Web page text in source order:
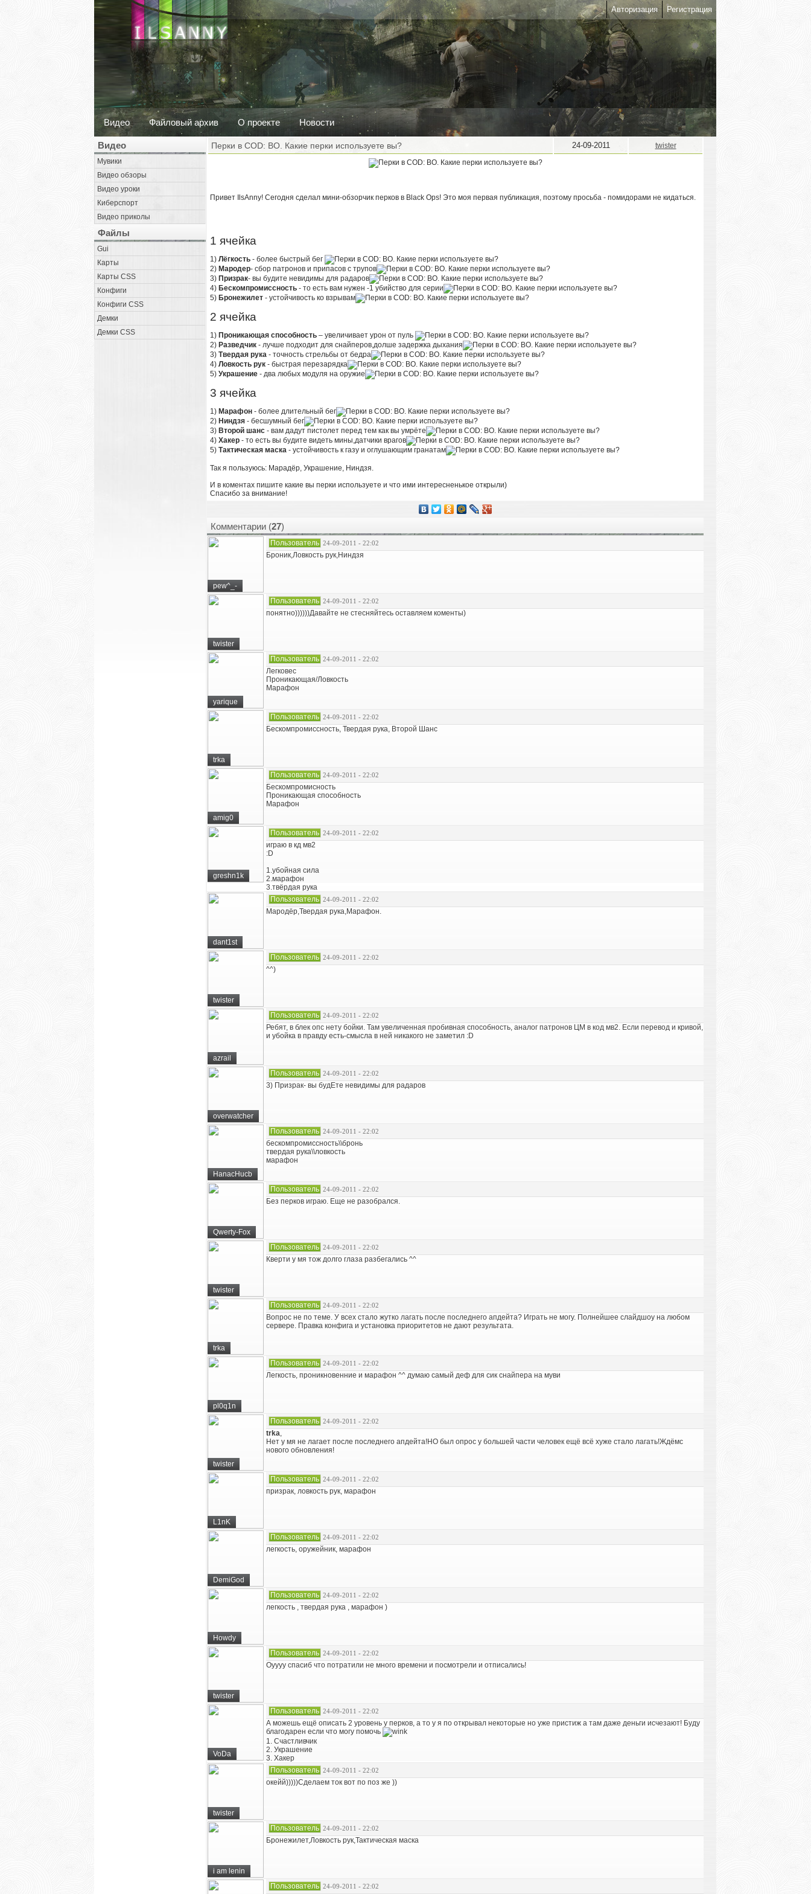
Авторизация Регистрация
Видео Файловый архив О проекте Новости
Видео
Мувики
Видео обзоры
Видео уроки
Киберспорт
Видео приколы
Файлы
Gui
Карты
Карты CSS
Конфиги
Конфиги CSS
Демки
Демки CSS
Перки в COD: BO. Какие перки используете вы? 24-09-2011 twister
Привет IlsAnny! Сегодня сделал мини-обзорчик перков в Black Ops! Это моя первая публикация, поэтому просьба - помидорами не кидаться.
1 ячейка
1) Лёгкость - более быстрый бег
2) Мародер- сбор патронов и припасов с трупов
3) Призрак- вы будите невидимы для радаров
4) Бескомпромиссность - то есть вам нужен -1 убийство для серии
5) Бронежилет - устойчивость ко взрывам
2 ячейка
1) Проникающая способность – увеличивает урон от пуль
2) Разведчик - лучше подходит для снайперов,долше задержка дыхания
3) Твердая рука - точность стрельбы от бедра
4) Ловкость рук - быстрая перезарядка
5) Украшение - два любых модуля на оружие
3 ячейка
1) Марафон - более длительный бег
2) Ниндзя - бесшумный бег
3) Второй шанс - вам дадут пистолет перед тем как вы умрёте
4) Хакер - то есть вы будите видеть мины,датчики врагов
5) Тактическая маска - устойчивость к газу и оглушающим гранатам
Так я пользуюсь: Марадёр, Украшение, Ниндзя.
И в коментах пишите какие вы перки используете и что ими интересненькое открыли)
Спасибо за внимание!
Комментарии (27)
pew^_-
Пользователь 24-09-2011 - 22:02
Броник,Ловкость рук,Ниндзя
twister
Пользователь 24-09-2011 - 22:02
понятно))))))Давайте не стесняйтесь оставляем коменты)
yarique
Пользователь 24-09-2011 - 22:02
Легковес
Проникающая/Ловкость
Марафон
trka
Пользователь 24-09-2011 - 22:02
Бескомпромиссность, Твердая рука, Второй Шанс
amig0
Пользователь 24-09-2011 - 22:02
Бескомпромисность
Проникающая способность
Марафон
greshn1k
Пользователь 24-09-2011 - 22:02
играю в кд мв2
:D
1.убойная сила
2.марафон
3.твёрдая рука
dant1st
Пользователь 24-09-2011 - 22:02
Мародёр,Твердая рука,Марафон.
twister
Пользователь 24-09-2011 - 22:02
^^)
azrail
Пользователь 24-09-2011 - 22:02
Ребят, в блек опс нету бойки. Там увеличенная пробивная способность, аналог патронов ЦМ в код мв2. Если перевод и кривой,
и убойка в правду есть-смысла в ней никакого не заметил :D
overwatcher
Пользователь 24-09-2011 - 22:02
3) Призрак- вы будЕте невидимы для радаров
HanacHucb
Пользователь 24-09-2011 - 22:02
бескомпромиссность\\бронь
твердая рука\\ловкость
марафон
Qwerty-Fox
Пользователь 24-09-2011 - 22:02
Без перков играю. Еще не разобрался.
twister
Пользователь 24-09-2011 - 22:02
Кверти у мя тож долго глаза разбегались ^^
trka
Пользователь 24-09-2011 - 22:02
Вопрос не по теме. У всех стало жутко лагать после последнего апдейта? Играть не могу. Полнейшее слайдшоу на любом
сервере. Правка конфига и установка приоритетов не дают результата.
pl0q1n
Пользователь 24-09-2011 - 22:02
Легкость, проникновенние и марафон ^^ думаю самый деф для сик снайпера на муви
twister
Пользователь 24-09-2011 - 22:02
trka,
Нет у мя не лагает после последнего апдейта!НО был опрос у большей части человек ещё всё хуже стало лагать!Ждёмс
нового обновления!
L1nK
Пользователь 24-09-2011 - 22:02
призрак, ловкость рук, марафон
DemiGod
Пользователь 24-09-2011 - 22:02
легкость, оружейник, марафон
Howdy
Пользователь 24-09-2011 - 22:02
легкость , твердая рука , марафон )
twister
Пользователь 24-09-2011 - 22:02
Оуууу спасиб что потратили не много времени и посмотрели и отписались!
VoDa
Пользователь 24-09-2011 - 22:02
А можешь ещё описать 2 уровень у перков, а то у я по открывал некоторые но уже пристиж а там даже деньги исчезают! Буду
благодарен если что могу помочь
1. Счастливчик
2. Украшение
3. Хакер
twister
Пользователь 24-09-2011 - 22:02
окейй)))))Сделаем ток вот по поз же ))
i am lenin
Пользователь 24-09-2011 - 22:02
Бронежилет,Ловкость рук,Тактическая маска
Пользователь 24-09-2011 - 22:02